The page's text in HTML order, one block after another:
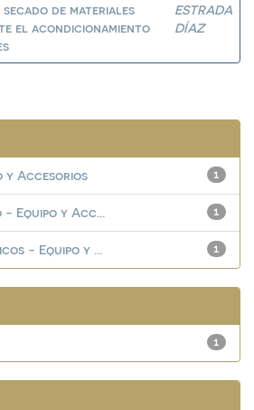
secado de materiales
el acondicionamiento
ESTRADA
DÍAZ
1
y Accesorios
1
- Equipo y Acc...
1
- Equipo y ...
1